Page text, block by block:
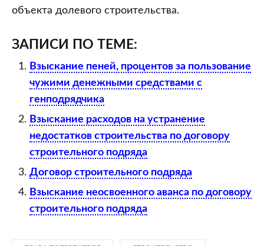
объекта долевого строительства.
ЗАПИСИ ПО ТЕМЕ:
Взыскание пеней, процентов за пользование
чужими денежными средствами с
генподрядчика
Взыскание расходов на устранение
недостатков строительства по договору
строительного подряда
Договор строительного подряда
Взыскание неосвоенного аванса по договору
строительного подряда